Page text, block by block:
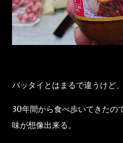
パッタイとはまるで違うけど
30年間から食べ歩いてきたの
味が想像出来る。